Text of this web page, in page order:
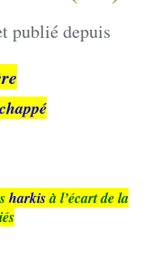
publié depuis
harkisà l’écart de la